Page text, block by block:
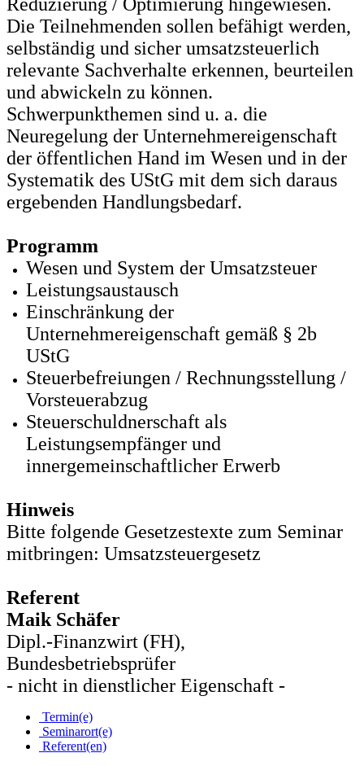
Reduzierung / Optimierung hingewiesen.
Die Teilnehmenden sollen befähigt werden,
selbständig und sicher umsatzsteuerlich
relevante Sachverhalte erkennen, beurteilen
und abwickeln zu können.
Schwerpunkthemen sind u. a. die
Neuregelung der Unternehmereigenschaft
der öffentlichen Hand im Wesen und in der
Systematik des UStG mit dem sich daraus
ergebenden Handlungsbedarf.
Programm
Wesen und System der Umsatzsteuer
Leistungsaustausch
Einschränkung der
Unternehmereigenschaft gemäß § 2b
UStG
Steuerbefreiungen / Rechnungsstellung /
Vorsteuerabzug
Steuerschuldnerschaft als
Leistungsempfänger und
innergemeinschaftlicher Erwerb
Hinweis
Bitte folgende Gesetzestexte zum Seminar
mitbringen: Umsatzsteuergesetz
Referent
Maik Schäfer
Dipl.-Finanzwirt (FH),
Bundesbetriebsprüfer
- nicht in dienstlicher Eigenschaft -
Termin(e)
Seminarort(e)
Referent(en)